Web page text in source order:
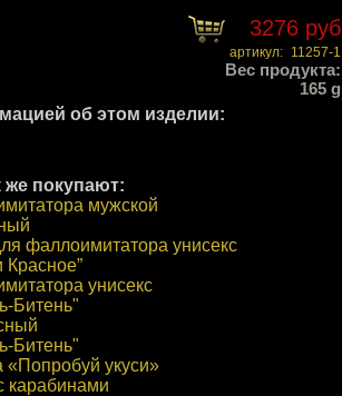
3276 руб
артикул: 11257-1
Вес продукта:
165 g
об этом изделии:
же покупают:
мужской
фаллоимитатора унисекс
унисекс
Битень"
Битень"
«Попробуй укуси»
карабинами